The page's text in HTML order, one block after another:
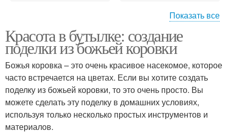
Бутылка для поделки
Показать все
Красота в бутылке: создание
поделки из божьей коровки
Божья коровка – это очень красивое насекомое, которое
часто встречается на цветах. Если вы хотите создать
поделку из божьей коровки, то это очень просто. Вы
можете сделать эту поделку в домашних условиях,
используя только несколько простых инструментов и
материалов.